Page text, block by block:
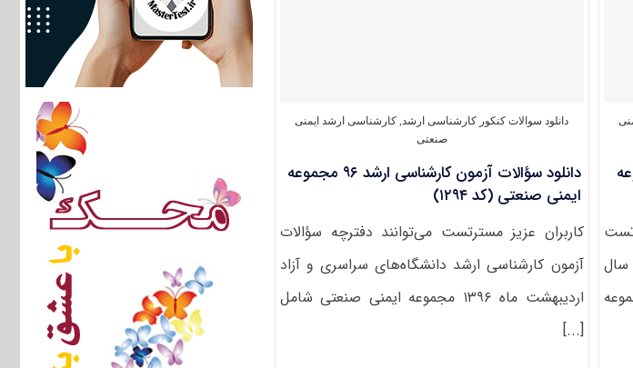
۹۷ مجموعه
سال
دانلود سوالات کنکور کارشناسی ارشد, کارشناسی ارشد ایمنی
صنعتی
دانلود سؤالات آزمون کارشناسی ارشد ۹۶ مجموعه
ایمنی صنعتی (کد ۱۲۹۴)
کاربران عزیز مسترتست می‌توانند دفترچه سؤالات
آزمون کارشناسی ارشد دانشگاه‌های سراسری و آزاد
اردیبهشت ماه ۱۳۹۶ مجموعه ایمنی صنعتی شامل
[...]